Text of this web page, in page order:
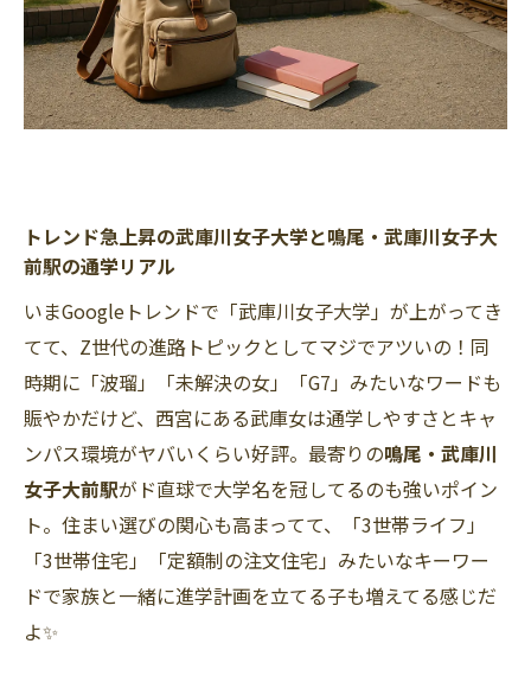
トレンド急上昇の武庫川女子大学と鳴尾・武庫川女子大
前駅の通学リアル
いまGoogleトレンドで「武庫川女子大学」が上がってき
てて、Z世代の進路トピックとしてマジでアツいの！同
時期に「波瑠」「未解決の女」「G7」みたいなワードも
賑やかだけど、西宮にある武庫女は通学しやすさとキャ
ンパス環境がヤバいくらい好評。最寄りの鳴尾・武庫川
女子大前駅がド直球で大学名を冠してるのも強いポイン
ト。住まい選びの関心も高まってて、「3世帯ライフ」
「3世帯住宅」「定額制の注文住宅」みたいなキーワー
ドで家族と一緒に進学計画を立てる子も増えてる感じだ
よ✨